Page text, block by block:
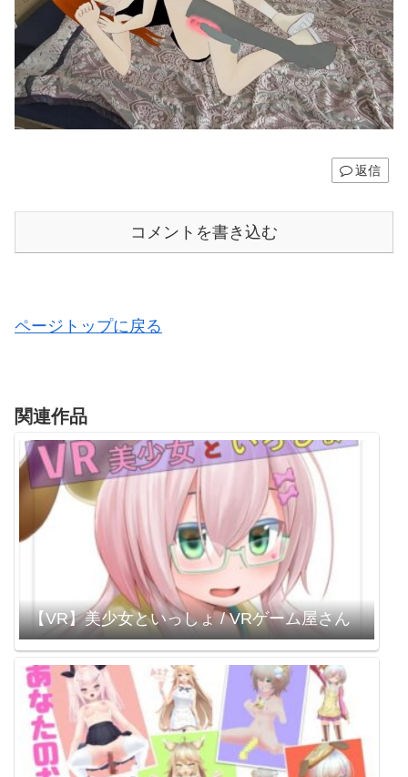
返信
コメントを書き込む
ページトップに戻る
関連作品
【VR】美少女といっしょ / VRゲーム屋さん